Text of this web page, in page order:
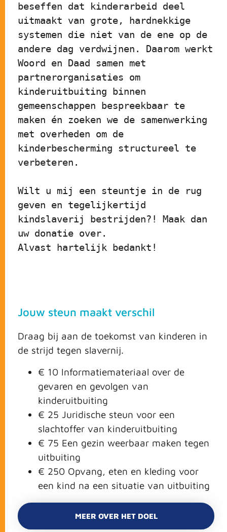
beseffen dat kinderarbeid deel
uitmaakt van grote, hardnekkige
systemen die niet van de ene op de
andere dag verdwijnen. Daarom werkt
Woord en Daad samen met
partnerorganisaties om
kinderuitbuiting binnen
gemeenschappen bespreekbaar te
maken én zoeken we de samenwerking
met overheden om de
kinderbescherming structureel te
verbeteren.
Wilt u mij een steuntje in de rug
geven en tegelijkertijd
kindslaverij bestrijden?! Maak dan
uw donatie over.
Alvast hartelijk bedankt!
Jouw steun maakt verschil
Draag bij aan de toekomst van kinderen in
de strijd tegen slavernij.
€ 10 Informatiemateriaal over de
gevaren en gevolgen van
kinderuitbuiting
€ 25 Juridische steun voor een
slachtoffer van kinderuitbuiting
€ 75 Een gezin weerbaar maken tegen
uitbuiting
€ 250 Opvang, eten en kleding voor
een kind na een situatie van uitbuiting
MEER OVER HET DOEL